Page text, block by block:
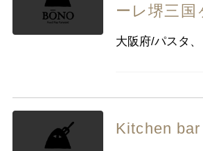
ーレ堺三国
大阪府/パスタ
Kitchen